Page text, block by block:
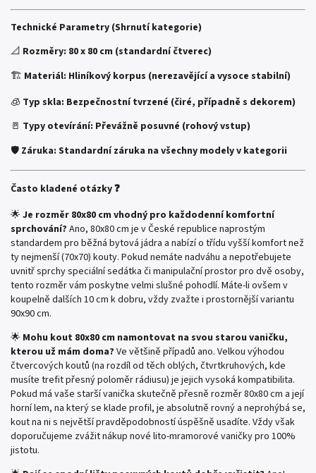
Technické Parametry (Shrnutí kategorie)
📐 Rozměry: 80 x 80 cm (standardní čtverec)
🏗️ Materiál: Hliníkový korpus (nerezavějící a vysoce stabilní)
🧊 Typ skla: Bezpečnostní tvrzené (čiré, případně s dekorem)
🚪 Typy otevírání: Převážně posuvné (rohový vstup)
🛡️ Záruka: Standardní záruka na všechny modely v kategorii
Často kladené otázky ❓
🌟 Je rozměr 80x80 cm vhodný pro každodenní komfortní
sprchování? Ano, 80x80 cm je v České republice naprostým
standardem pro běžná bytová jádra a nabízí o třídu vyšší komfort než
ty nejmenší (70x70) kouty. Pokud nemáte nadváhu a nepotřebujete
uvnitř sprchy speciální sedátka či manipulační prostor pro dvě osoby,
tento rozměr vám poskytne velmi slušné pohodlí. Máte-li ovšem v
koupelně dalších 10 cm k dobru, vždy zvažte i prostornější variantu
90x90 cm.
🌟 Mohu kout 80x80 cm namontovat na svou starou vaničku,
kterou už mám doma? Ve většině případů ano. Velkou výhodou
čtvercových koutů (na rozdíl od těch oblých, čtvrtkruhových, kde
musíte trefit přesný poloměr rádiusu) je jejich vysoká kompatibilita.
Pokud má vaše starší vanička skutečně přesně rozměr 80x80 cm a její
horní lem, na který se klade profil, je absolutně rovný a neprohýbá se,
kout na ni s největší pravděpodobností úspěšně usadíte. Vždy však
doporučujeme zvážit nákup nové lito-mramorové vaničky pro 100%
jistotu.